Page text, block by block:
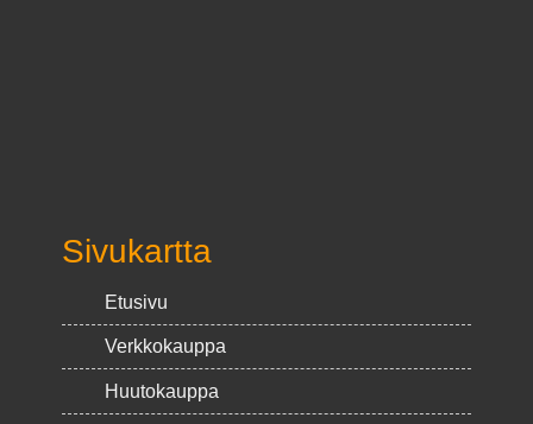
Sivukartta
Etusivu
Verkkokauppa
Huutokauppa